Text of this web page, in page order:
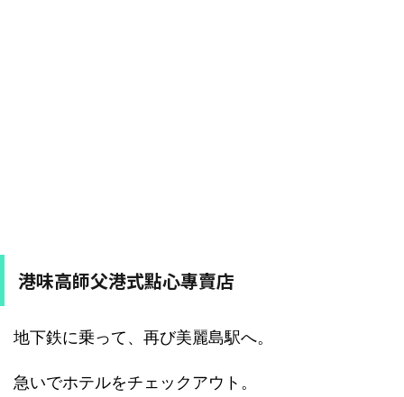
港味高師父港式點心專賣店
地下鉄に乗って、再び美麗島駅へ。
急いでホテルをチェックアウト。